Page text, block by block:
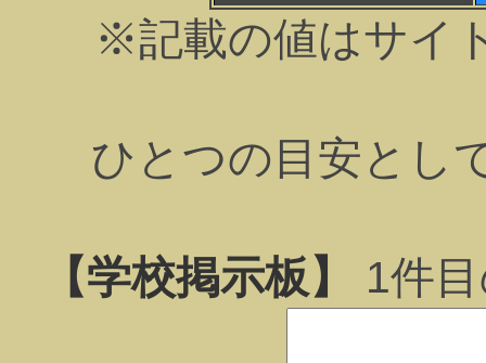
※記載の値はサイ
ひとつの目安とし
【学校掲示板】 1件